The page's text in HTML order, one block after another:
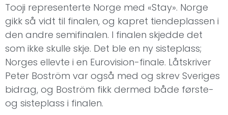
Tooji representerte Norge med «Stay». Norge
gikk så vidt til finalen, og kapret tiendeplassen i
den andre semifinalen. I finalen skjedde det
som ikke skulle skje. Det ble en ny sisteplass;
Norges ellevte i en Eurovision-finale. Låtskriver
Peter Boström var også med og skrev Sveriges
bidrag, og Boström fikk dermed både første-
og sisteplass i finalen.